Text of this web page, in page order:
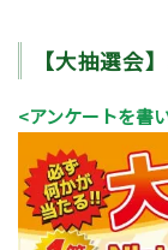
【大抽選会
<アンケートを書